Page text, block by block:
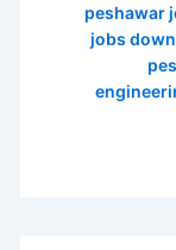
peshawar
jobs